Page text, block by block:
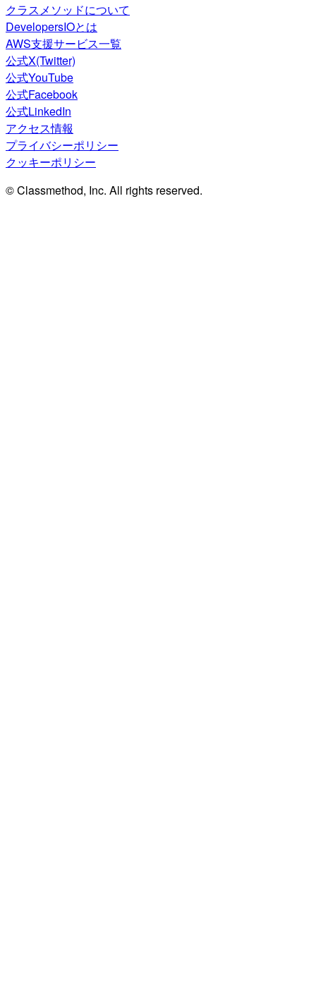
クラスメソッドについて
DevelopersIOとは
AWS支援サービス一覧
公式X(Twitter)
公式YouTube
公式Facebook
公式LinkedIn
アクセス情報
プライバシーポリシー
クッキーポリシー
© Classmethod, Inc. All rights reserved.